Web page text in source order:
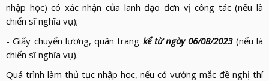
nhập học) có xác nhận của lãnh đạo đơn vị công tác (nếu là
chiến sĩ nghĩa vụ);
- Giấy chuyển lương, quân trang kể từ ngày 06/08/2023(nếu là
chiến sĩ nghĩa vụ).
Quá trình làm thủ tục nhập học, nếu có vướng mắc đề nghị thí